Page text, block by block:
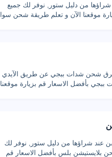
من دليل ستور, نوفر لك جميع
موقعنا الآن و تعلم طريقة شحن سوا
شحن شدات ببجي عن طريق الآيدي
بأفضل الاسعار قم بزيارة موقعنا
عند شراؤها من دليل ستور, نوفر لك
بلايستيشن بلس بأفضل الاسعار قم